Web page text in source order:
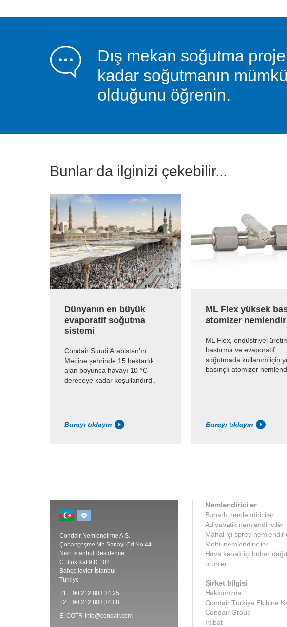
Dış mekan soğutma
kadar soğutmanın
olduğunu öğrenin.
Bunlar da ilginizi çekebilir...
Dünyanın en büyük
evaporatif soğutma
sistemi
Condair Suudi Arabistan'ın
Medine şehrinde 15 hektarlık
alan boyunca havayı 10 °C
dereceye kadar koşullandırdı.
Burayı tıklayın
ML Flex yüksek
atomizer
ML Flex, endüstriyel
bastırma ve evaporatif
soğutmada kullanım için
basınçlı atomizer
Burayı tıklayın
Condair Nemlendirme A.Ş.
Çobançeşme Mh Sanayi Cd No:44
Nish İstanbul Residence
C Blok Kat:9 D:102
Bahçelievler-İstanbul
Türkiye
T1: +90 212 803 34 25
T2: +90 212 803 34 08
E: COTR-info@condair.com
Nemlendiriciler
Buharlı nemlendiriciler
Adiyabatik nemlendiriciler
Mahal içi sprey
Mobil nemlendiriciler
Hava kanalı içi buhar
ürünleri
Şirket bilgisi
Hakkımızda
Condair Türkiye Ekibine
Condair Group
İrtibat